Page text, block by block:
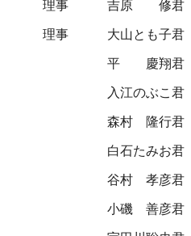
理事 吉原 修君
理事 大山とも子君
平 慶翔君
入江のぶこ君
森村 隆行君
白石たみお君
谷村 孝彦君
小磯 善彦君